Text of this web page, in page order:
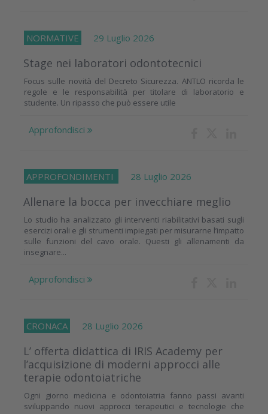
NORMATIVE 29 Luglio 2026
Stage nei laboratori odontotecnici
Focus sulle novità del Decreto Sicurezza. ANTLO ricorda le
regole e le responsabilità per titolare di laboratorio e
studente. Un ripasso che può essere utile
Approfondisci
APPROFONDIMENTI 28 Luglio 2026
Allenare la bocca per invecchiare meglio
Lo studio ha analizzato gli interventi riabilitativi basati sugli
esercizi orali e gli strumenti impiegati per misurarne l’impatto
sulle funzioni del cavo orale. Questi gli allenamenti da
insegnare...
Approfondisci
CRONACA 28 Luglio 2026
L’ offerta didattica di IRIS Academy per
l’acquisizione di moderni approcci alle
terapie odontoiatriche
Ogni giorno medicina e odontoiatria fanno passi avanti
sviluppando nuovi approcci terapeutici e tecnologie che